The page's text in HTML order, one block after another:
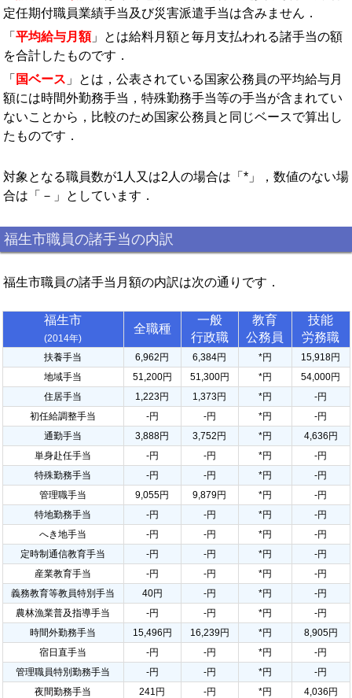
定任期付職員業績手当及び災害派遣手当は含みません．
「 平均給与月額」とは給料月額と毎月支払われる諸手当の額
を合計したものです．
「 国ベース 」とは，公表されている国家公務員の平均給与月
額には時間外勤務手当，特殊勤務手当等の手当が含まれてい
ないことから，比較のため国家公務員と同じベースで算出し
たものです．
対象となる職員数が1人又は2人の場合は「*」，数値のない場
合は「－」としています．
福生市職員の諸手当の内訳
福生市職員の諸手当月額の内訳は次の通りです．
福生市
(2014年)
全職種
一般
行政職
教育
公務員
技能
労務職
扶養手当 6,962円 6,384円 *円
15,918円
地域手当
51,200円 51,300円 *円
54,000円
住居手当
1,223円 1,373円 *円
-円
初任給調整手当
-円 -円 *円
-円
通勤手当
3,888円 3,752円 *円
4,636円
単身赴任手当
-円 -円 *円
-円
特殊勤務手当
-円 -円 *円
-円
管理職手当
9,055円 9,879円 *円
-円
特地勤務手当
-円 -円 *円
-円
へき地手当
-円 -円 *円
-円
定時制通信教育手当
-円 -円 *円
-円
産業教育手当
-円 -円 *円
-円
義務教育等教員特別手当
40円 -円 *円
-円
農林漁業普及指導手当
-円 -円 *円
-円
時間外勤務手当
15,496円 16,239円 *円
8,905円
宿日直手当
-円 -円 *円
-円
管理職員特別勤務手当
-円 -円 *円
-円
夜間勤務手当
241円 -円 *円
4,036円